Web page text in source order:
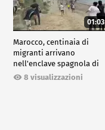
01:03
Marocco, centinaia di
migranti arrivano
nell'enclave spagnola di
Ceuta8 visualizzazioni